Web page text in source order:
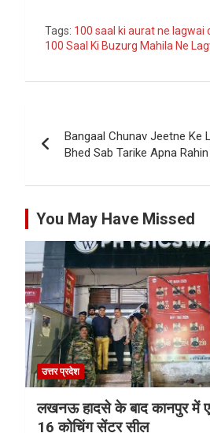
Tags: 100 saal ki aurat ne lagwai
100 Saal Ki Buzurg Mahila Ne
navigation
Bangaal Chunav Jeetne Ke
Bhed Sab Tarike Apna
You May Have Missed
उत्तर प्रदेश
लखनऊ हादसे के बाद कानपुर में
16 कोचिंग सेंटर सील